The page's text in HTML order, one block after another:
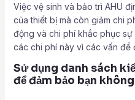
Việc vệ sinh và bảo trì AHU
của thiết bị mà còn giảm chi
động và chi phí khắc phục sự
các chi phí này vì các vấn đề
Sử dụng danh sách
để đảm bảo bạn